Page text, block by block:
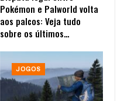
Pokémon e Palworld volta
aos palcos: Veja tudo
sobre os últimos…
JOGOS